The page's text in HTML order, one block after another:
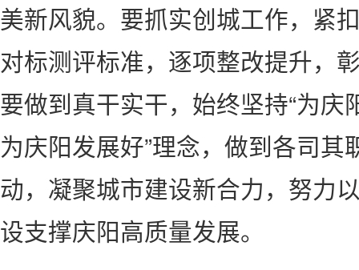
美新风貌。要抓实创城工作，紧
对标测评标准，逐项整改提升，
要做到真干实干，始终坚持“为庆
为庆阳发展好”理念，做到各司
动，凝聚城市建设新合力，努力
设支撑庆阳高质量发展。